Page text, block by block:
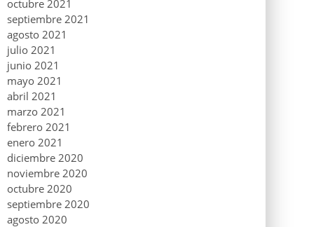
octubre 2021
septiembre 2021
agosto 2021
julio 2021
junio 2021
mayo 2021
abril 2021
marzo 2021
febrero 2021
enero 2021
diciembre 2020
noviembre 2020
octubre 2020
septiembre 2020
agosto 2020